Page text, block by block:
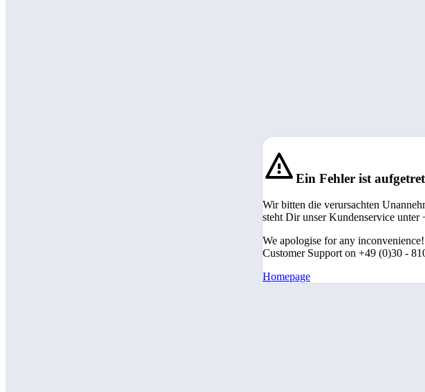
Ein Fehler ist
Wir bitten die verursachten
steht Dir unser Kundenservice
We apologise for any
Customer Support on +49 (0)30 -
Homepage